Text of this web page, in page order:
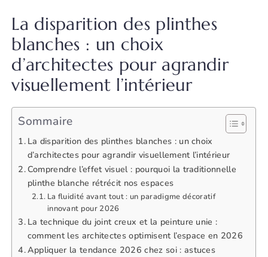
La disparition des plinthes
blanches : un choix
d’architectes pour agrandir
visuellement l’intérieur
Sommaire
La disparition des plinthes blanches : un choix
d’architectes pour agrandir visuellement l’intérieur
Comprendre l’effet visuel : pourquoi la traditionnelle
plinthe blanche rétrécit nos espaces
La fluidité avant tout : un paradigme décoratif
innovant pour 2026
La technique du joint creux et la peinture unie :
comment les architectes optimisent l’espace en 2026
Appliquer la tendance 2026 chez soi : astuces